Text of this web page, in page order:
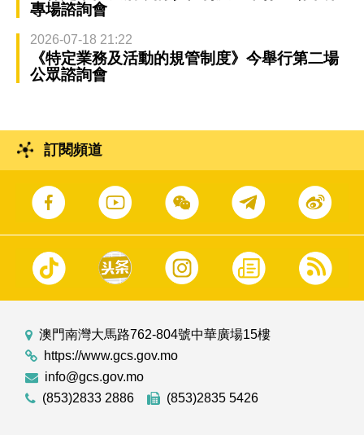
專場諮詢會
2026-07-18 21:22
《特定業務及活動的規管制度》今舉行第二場
公眾諮詢會
訂閱頻道
澳門南灣大馬路762-804號中華廣場15樓
https://www.gcs.gov.mo
info@gcs.gov.mo
(853)2833 2886
(853)2835 5426